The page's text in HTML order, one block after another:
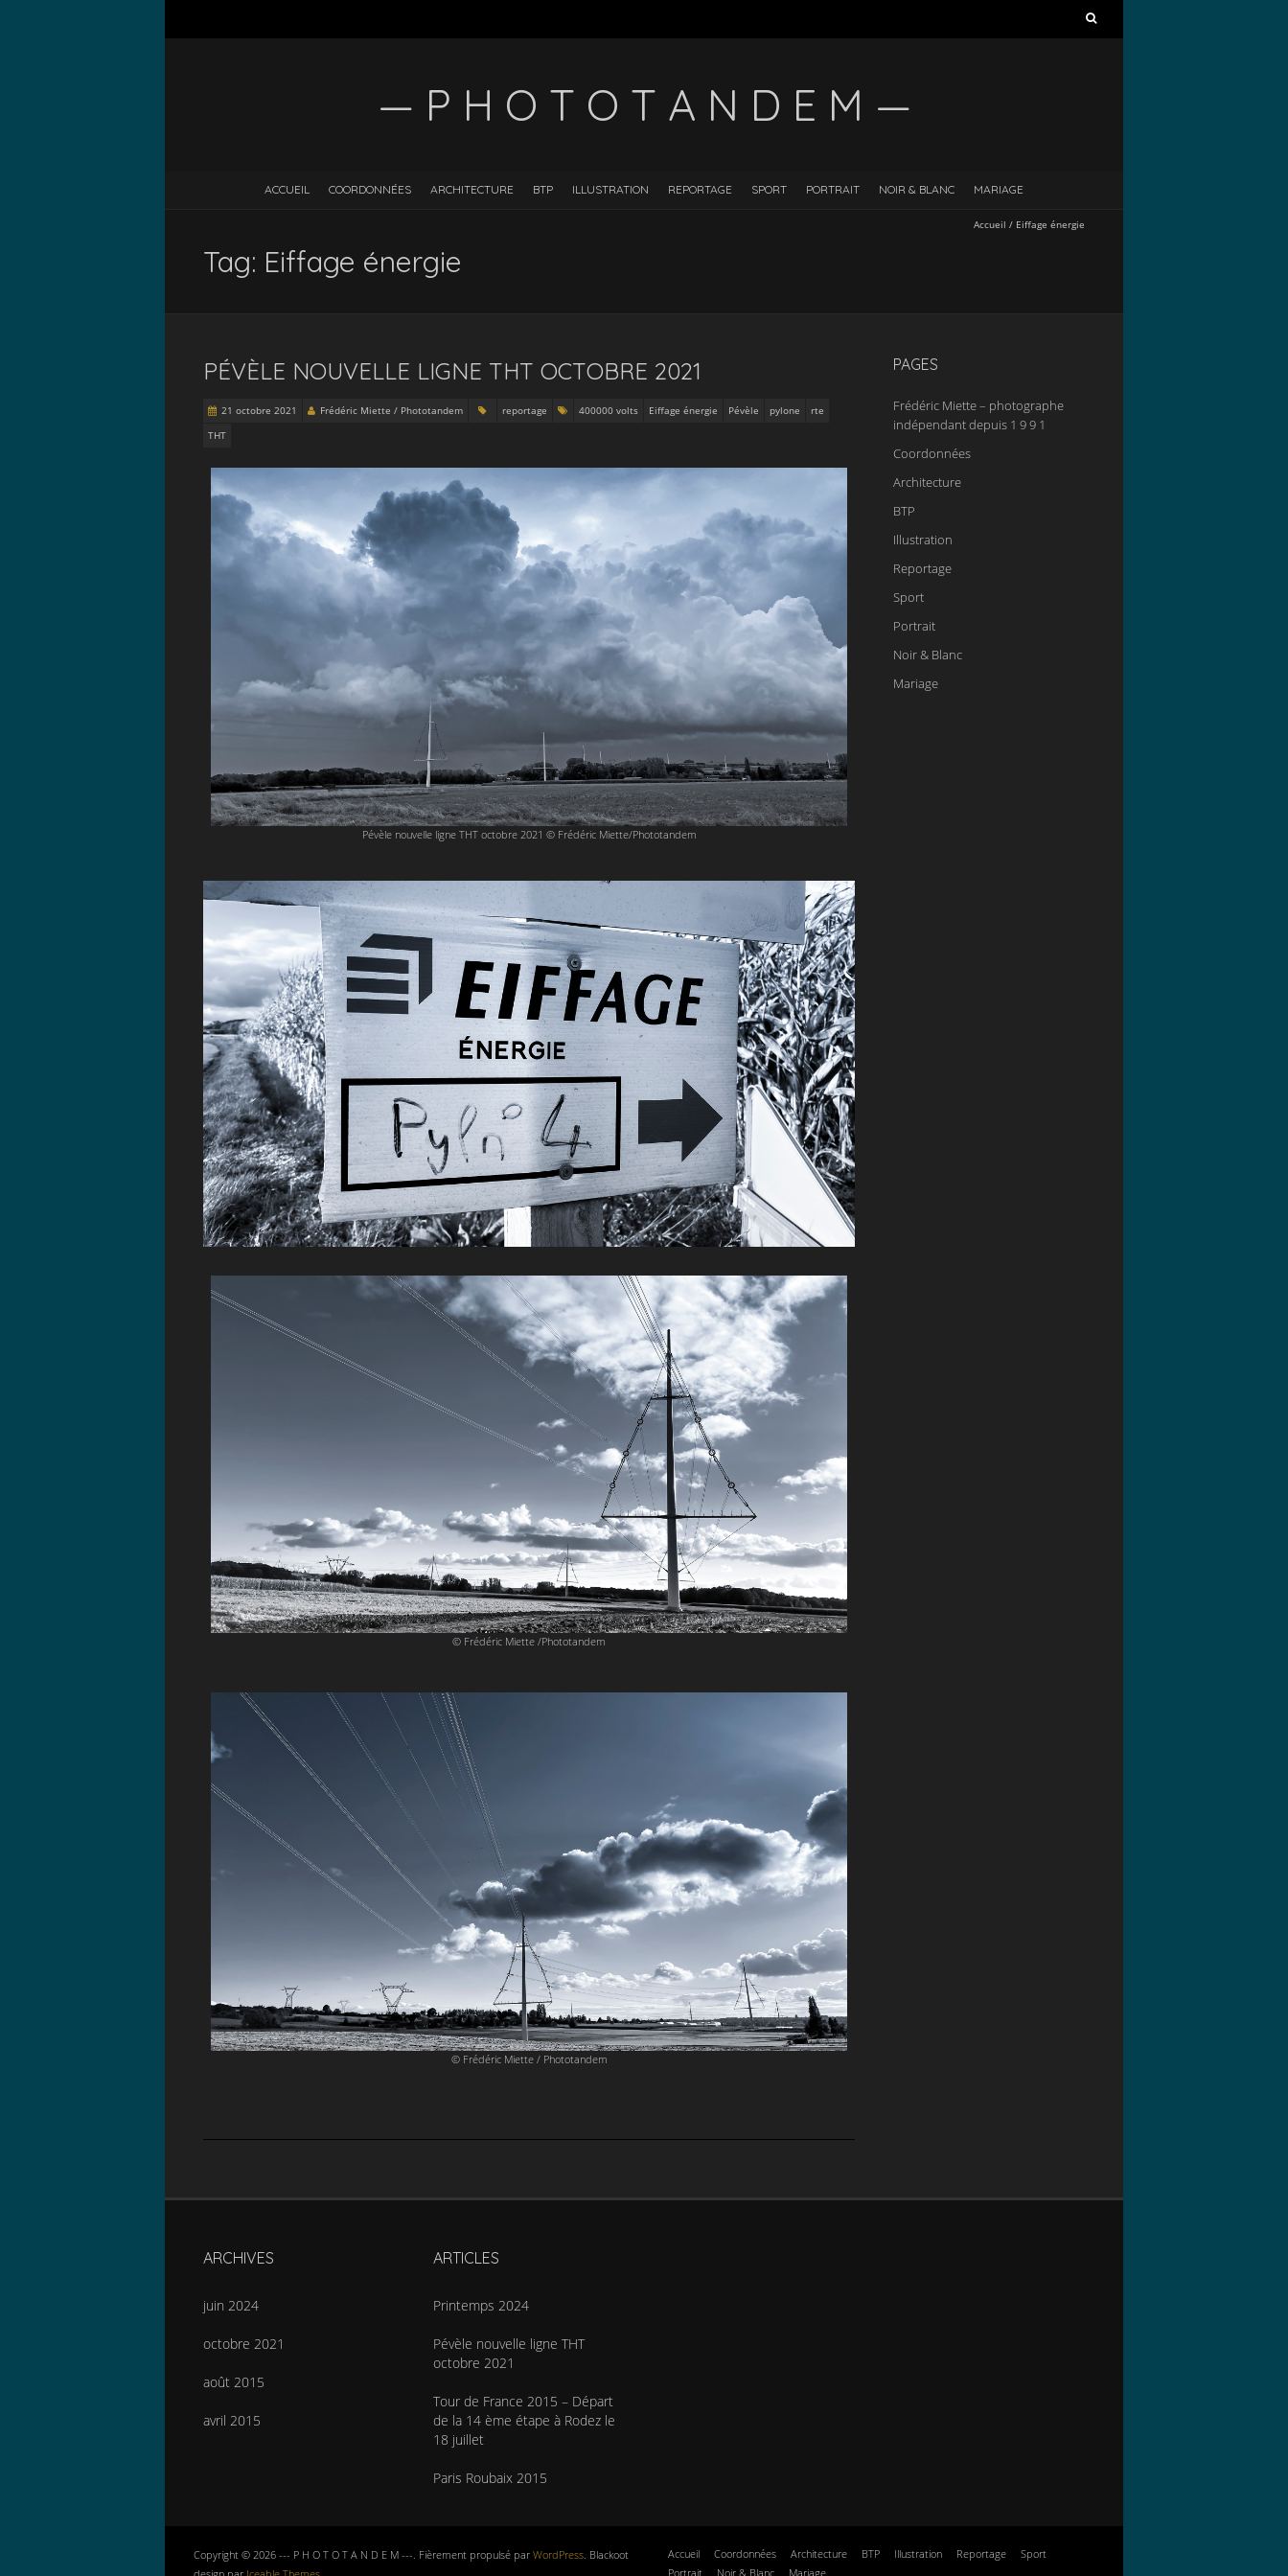
— P H O T O T A N D E M —
ACCUEIL COORDONNÉES ARCHITECTURE BTP ILLUSTRATION REPORTAGE SPORT PORTRAIT NOIR & BLANC MARIAGE
Accueil / Eiffage énergie
Tag: Eiffage énergie
PÉVÈLE NOUVELLE LIGNE THT OCTOBRE 2021
21 octobre 2021 Frédéric Miette / Phototandem reportage 400000 volts Eiffage énergie Pévèle pylone
rte
THT
Pévèle nouvelle ligne THT octobre 2021 © Frédéric Miette/Phototandem
© Frédéric Miette /Phototandem
© Frédéric Miette / Phototandem
PAGES
Frédéric Miette – photographe
indépendant depuis 1 9 9 1
Coordonnées
Architecture
BTP
Illustration
Reportage
Sport
Portrait
Noir & Blanc
Mariage
ARCHIVES
juin 2024
octobre 2021
août 2015
avril 2015
ARTICLES
Printemps 2024
Pévèle nouvelle ligne THT
octobre 2021
Tour de France 2015 – Départ
de la 14 ème étape à Rodez le
18 juillet
Paris Roubaix 2015
Copyright © 2026 --- P H O T O T A N D E M ---. Fièrement propulsé par WordPress . Blackoot
Accueil Coordonnées Architecture BTP Illustration Reportage
Sport
Portrait
Noir & Blanc Mariage